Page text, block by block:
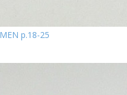
р.18-25